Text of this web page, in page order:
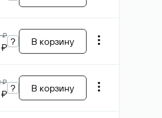
₽
? В корзину
₽
₽ ? В корзину